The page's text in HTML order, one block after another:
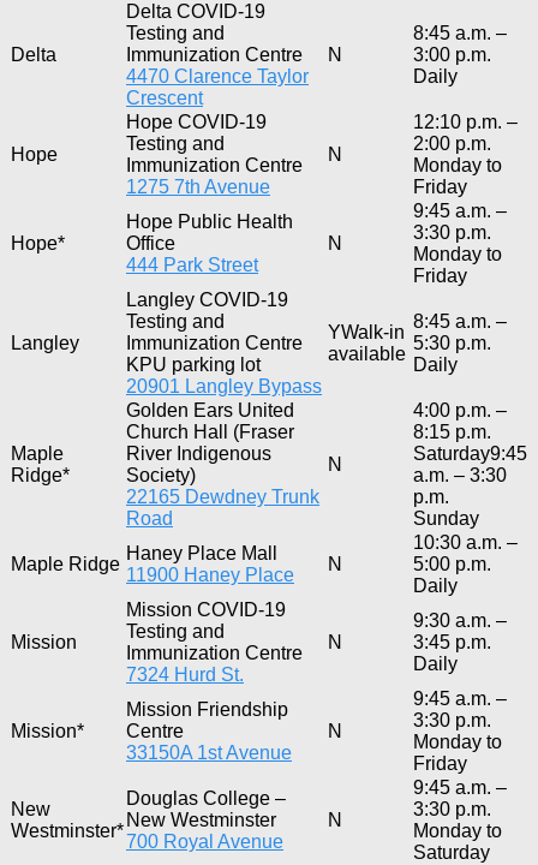
Delta
Delta COVID-19
Testing and
Immunization Centre
4470 Clarence Taylor
Crescent
N
8:45 a.m. –
3:00 p.m.
Daily
Hope
Hope COVID-19
Testing and
Immunization Centre
1275 7th Avenue
N
12:10 p.m. –
2:00 p.m.
Monday to
Friday
Hope*
Hope Public Health
Office
444 Park Street
N
9:45 a.m. –
3:30 p.m.
Monday to
Friday
Langley
Langley COVID-19
Testing and
Immunization Centre
KPU parking lot
20901 Langley Bypass
YWalk-in
available
8:45 a.m. –
5:30 p.m.
Daily
Maple
Ridge*
Golden Ears United
Church Hall (Fraser
River Indigenous
Society)
22165 Dewdney Trunk
Road
N
4:00 p.m. –
8:15 p.m.
Saturday9:45
a.m. – 3:30
p.m.
Sunday
Maple Ridge
Haney Place Mall
11900 Haney Place
N
10:30 a.m. –
5:00 p.m.
Daily
Mission
Mission COVID-19
Testing and
Immunization Centre
7324 Hurd St.
N
9:30 a.m. –
3:45 p.m.
Daily
Mission*
Mission Friendship
Centre
33150A 1st Avenue
N
9:45 a.m. –
3:30 p.m.
Monday to
Friday
New
Westminster*
Douglas College –
New Westminster
700 Royal Avenue
N
9:45 a.m. –
3:30 p.m.
Monday to
Saturday